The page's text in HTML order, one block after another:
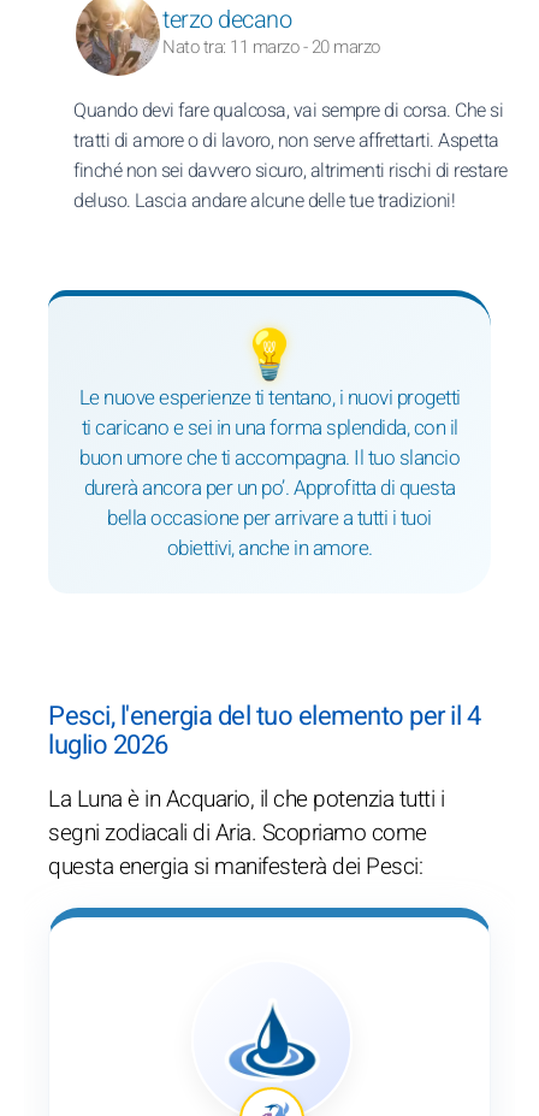
terzo decano
Nato tra: 11 marzo - 20 marzo
Quando devi fare qualcosa, vai sempre di corsa. Che si
tratti di amore o di lavoro, non serve affrettarti. Aspetta
finché non sei davvero sicuro, altrimenti rischi di restare
deluso. Lascia andare alcune delle tue tradizioni!
💡
Le nuove esperienze ti tentano, i nuovi progetti
ti caricano e sei in una forma splendida, con il
buon umore che ti accompagna. Il tuo slancio
durerà ancora per un po’. Approfitta di questa
bella occasione per arrivare a tutti i tuoi
obiettivi, anche in amore.
Pesci, l'energia del tuo elemento per il 4
luglio 2026
La Luna è in Acquario, il che potenzia tutti i
segni zodiacali di Aria. Scopriamo come
questa energia si manifesterà dei Pesci: